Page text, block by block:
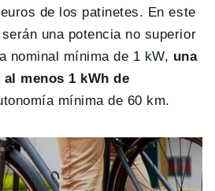
de los patinetes. En este
una potencia no superior
nominal mínima de 1 kW, una
menos 1 kWh de
mínima de 60 km.